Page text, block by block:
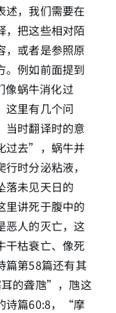
述，我们需要在
，把这些相对陌
，或者是参照原
。例如前面提到
像蜗牛消化过
里有几个问
时翻译时的意
过去”，蜗牛并
时分泌粘液，
未见天日的
讲死于腹中的
恶人的灭亡，这
枯衰亡、像死
篇第58篇还有其
的聋虺”，虺这
诗篇60:8，“摩